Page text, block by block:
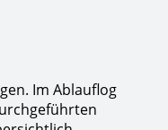
Im Ablauflog